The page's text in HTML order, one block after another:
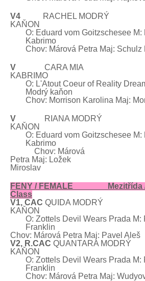
V4 RACHEL MODRÝ
O: Eduard vom Goitzschesee M:
Kabrimo
Chov: Márová Petra Maj: Schulz
V CARA MIA
O: L'Atout Coeur of Reality
Modrý kaňon
Chov: Morrison Karolina Maj:
V RIANA MODRÝ
O: Eduard vom Goitzschesee M:
Kabrimo
Chov: Márová
Petra Maj: Ložek
Miroslav
FENY / FEMALE Mezitřída
Class
V1, CAC QUIDA MODRÝ
O: Zottels Devil Wears Prada M:
Franklin
Chov: Márová Petra Maj: Pavel Aleš
V2, R.CAC QUANTARA MODRÝ
KAŇON
O: Zottels Devil Wears Prada M:
Franklin
Chov: Márová Petra Maj: